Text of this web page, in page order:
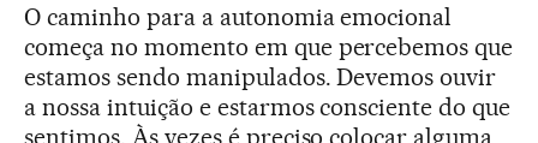
O caminho para a autonomia emocional
começa no momento em que percebemos que
estamos sendo manipulados. Devemos ouvir
a nossa intuição e estarmos consciente do que
sentimos. Às vezes é preciso colocar alguma